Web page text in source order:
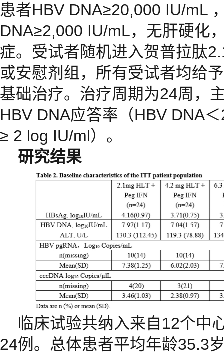
患者HBV DNA≥20,000 IU/mL
DNA≥2,000 IU/mL，无肝硬化
症。受试者随机进入贺普拉肽
或安慰剂组，所有受试者均给
基础治疗。治疗周期为24周，
HBV DNA应答率（HBV DNA
≥ 2 log IU/ml）。
研究结果
临床试验共纳入来自12个中
24例。总体患者平均年龄35.3